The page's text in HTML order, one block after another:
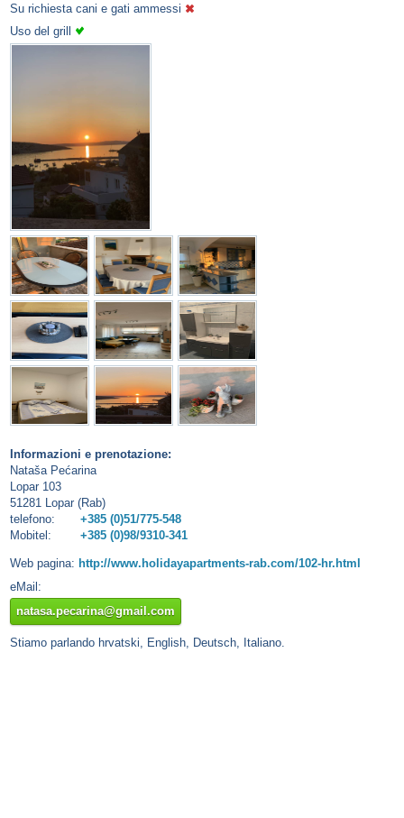
Su richiesta cani e gati ammessi
Uso del grill
Informazioni e prenotazione:
Nataša Pećarina
Lopar 103
51281 Lopar (Rab)
telefono:
+385 (0)51/775-548
Mobitel:
+385 (0)98/9310-341
Web pagina: http://www.holidayapartments-rab.com/102-hr.html
eMail:
natasa.pecarina@gmail.com
Stiamo parlando hrvatski, English, Deutsch, Italiano.